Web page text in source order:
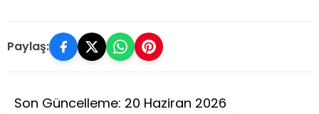
Paylaş:
Son Güncelleme: 20 Haziran 2026